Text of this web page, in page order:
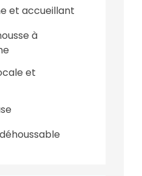
et accueillant
à
et